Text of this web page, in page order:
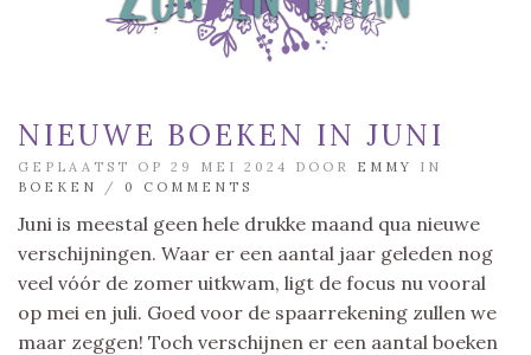
NIEUWE BOEKEN IN JUNI
GEPLAATST OP 29 MEI 2024 DOOR EMMY
IN
BOEKEN
/ 0 COMMENTS
Juni is meestal geen hele drukke maand qua nieuwe
verschijningen. Waar er een aantal jaar geleden nog
veel vóór de zomer uitkwam, ligt de focus nu vooral
op mei en juli. Goed voor de spaarrekening zullen we
maar zeggen! Toch verschijnen er een aantal boeken